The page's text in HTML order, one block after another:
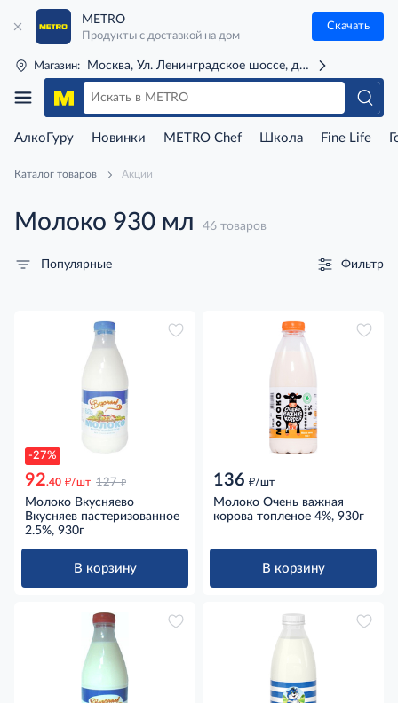
METRO
Продукты с доставкой на дом
Скачать
Магазин: Москва, Ул. Ленинградское шоссе, д. 71Г (м. Речной
АлкоГуру Новинки METRO Chef Школа Fine Life
Каталог товаров Акции
Молоко 930 мл 46 товаров
Популярные Фильтр
-27%
92.40 д/шт 127 д
Молоко Вкусняево
Вкусняев пастеризованное
2.5%, 930г
В корзину
136 д/шт
Молоко Очень важная
корова топленое 4%, 930г
В корзину